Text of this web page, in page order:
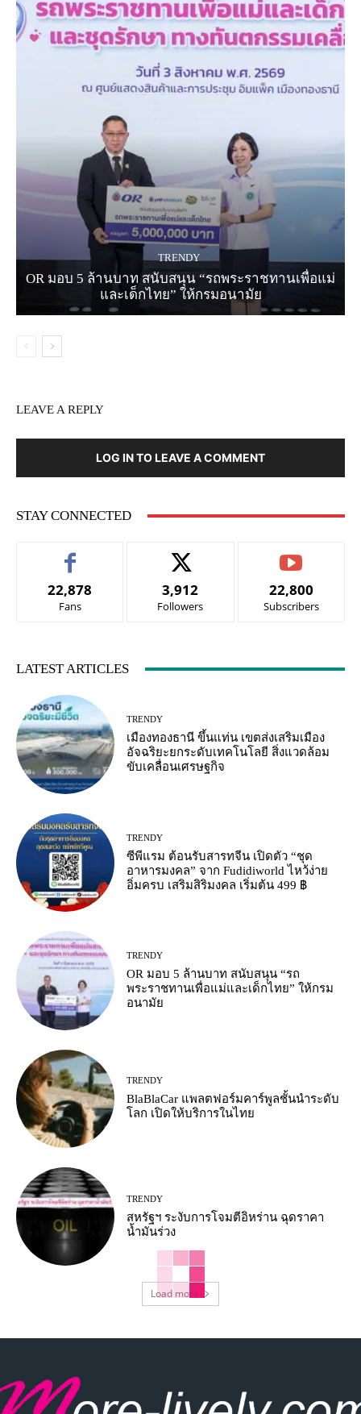
TRENDY
OR มอบ 5 ล้านบาท สนับสนุน “รถพระราชทานเพื่อแม่
และเด็กไทย” ให้กรมอนามัย
LEAVE A REPLY
LOG IN TO LEAVE A COMMENT
STAY CONNECTED
22,878
Fans
3,912
Followers
22,800
Subscribers
LATEST ARTICLES
TRENDY
เมืองทองธานี ขึ้นแท่น เขตส่งเสริมเมือง
อัจฉริยะยกระดับเทคโนโลยี สิ่งแวดล้อม
ขับเคลื่อนเศรษฐกิจ
TRENDY
ซีพีแรม ต้อนรับสารทจีน เปิดตัว “ชุด
อาหารมงคล” จาก Fudidiworld ไหว้ง่าย
อิ่มครบ เสริมสิริมงคล เริ่มต้น 499 ฿
TRENDY
OR มอบ 5 ล้านบาท สนับสนุน “รถ
พระราชทานเพื่อแม่และเด็กไทย” ให้กรม
อนามัย
TRENDY
BlaBlaCar แพลตฟอร์มคาร์พูลชั้นนำระดับ
โลก เปิดให้บริการในไทย
TRENDY
สหรัฐฯ ระงับการโจมตีอิหร่าน ฉุดราคา
น้ำมันร่วง
Load more